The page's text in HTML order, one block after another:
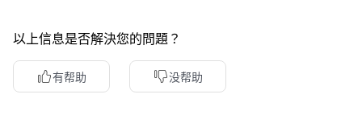
以上信息是否解決您的問題？
有帮助 没帮助